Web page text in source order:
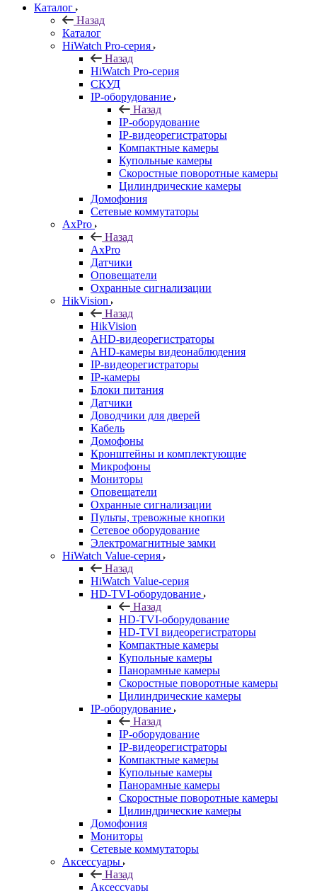
Каталог
Назад
Каталог
HiWatch Pro-серия
Назад
HiWatch Pro-серия
CКУД
IP-оборудование
Назад
IP-оборудование
IP-видеорегистраторы
Компактные камеры
Купольные камеры
Скоростные поворотные камеры
Цилиндрические камеры
Домофония
Сетевые коммутаторы
AxPro
Назад
AxPro
Датчики
Оповещатели
Охранные сигнализации
HikVision
Назад
HikVision
AHD-видеорегистраторы
AHD-камеры видеонаблюдения
IP-видеорегистраторы
IP-камеры
Блоки питания
Датчики
Доводчики для дверей
Кабель
Домофоны
Кронштейны и комплектующие
Микрофоны
Мониторы
Оповещатели
Охранные сигнализации
Пульты, тревожные кнопки
Сетевое оборудование
Электромагнитные замки
HiWatch Value-серия
Назад
HiWatch Value-серия
HD-TVI-оборудование
Назад
HD-TVI-оборудование
HD-TVI видеорегистраторы
Компактные камеры
Купольные камеры
Панорамные камеры
Скоростные поворотные камеры
Цилиндрические камеры
IP-оборудование
Назад
IP-оборудование
IP-видеорегистраторы
Компактные камеры
Купольные камеры
Панорамные камеры
Скоростные поворотные камеры
Цилиндрические камеры
Домофония
Мониторы
Сетевые коммутаторы
Аксессуары
Назад
Аксессуары